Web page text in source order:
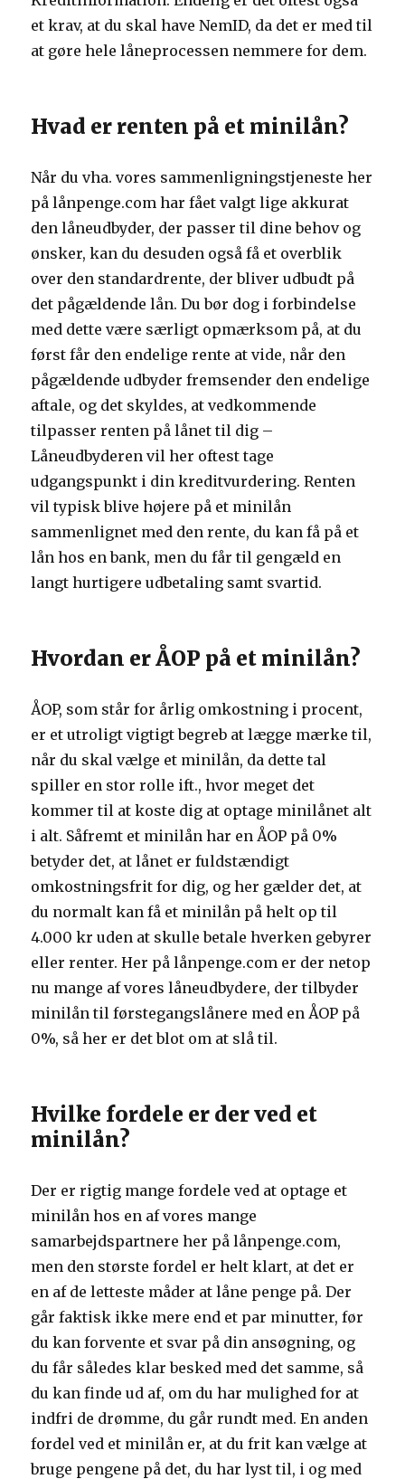
et krav, at du skal have NemID, da det er med til
at gøre hele låneprocessen nemmere for dem.
Hvad er renten på et minilån?
Når du vha. vores sammenligningstjeneste her
på lånpenge.com har fået valgt lige akkurat
den låneudbyder, der passer til dine behov og
ønsker, kan du desuden også få et overblik
over den standardrente, der bliver udbudt på
det pågældende lån. Du bør dog i forbindelse
med dette være særligt opmærksom på, at du
først får den endelige rente at vide, når den
pågældende udbyder fremsender den endelige
aftale, og det skyldes, at vedkommende
tilpasser renten på lånet til dig –
Låneudbyderen vil her oftest tage
udgangspunkt i din kreditvurdering. Renten
vil typisk blive højere på et minilån
sammenlignet med den rente, du kan få på et
lån hos en bank, men du får til gengæld en
langt hurtigere udbetaling samt svartid.
Hvordan er ÅOP på et minilån?
ÅOP, som står for årlig omkostning i procent,
er et utroligt vigtigt begreb at lægge mærke til,
når du skal vælge et minilån, da dette tal
spiller en stor rolle ift., hvor meget det
kommer til at koste dig at optage minilånet alt
i alt. Såfremt et minilån har en ÅOP på 0%
betyder det, at lånet er fuldstændigt
omkostningsfrit for dig, og her gælder det, at
du normalt kan få et minilån på helt op til
4.000 kr uden at skulle betale hverken gebyrer
eller renter. Her på lånpenge.com er der netop
nu mange af vores låneudbydere, der tilbyder
minilån til førstegangslånere med en ÅOP på
0%, så her er det blot om at slå til.
Hvilke fordele er der ved et
minilån?
Der er rigtig mange fordele ved at optage et
minilån hos en af vores mange
samarbejdspartnere her på lånpenge.com,
men den største fordel er helt klart, at det er
en af de letteste måder at låne penge på. Der
går faktisk ikke mere end et par minutter, før
du kan forvente et svar på din ansøgning, og
du får således klar besked med det samme, så
du kan finde ud af, om du har mulighed for at
indfri de drømme, du går rundt med. En anden
fordel ved et minilån er, at du frit kan vælge at
bruge pengene på det, du har lyst til, i og med